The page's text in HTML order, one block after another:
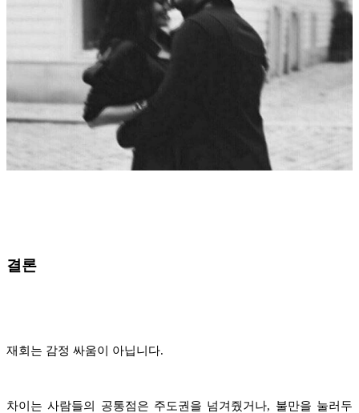
결론
재회는 감정 싸움이 아닙니다.
차이는 사람들의 공통점은 주도권을 넘겨줬거나, 불만을 눌러두